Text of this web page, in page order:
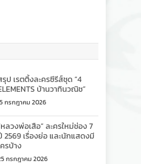
ป เรตติ้งละครซีรีส์ชุด “4
บ้านวาทินวณิช”
กรกฎาคม 2026
ลวงพ่อเสือ” ละครใหม่ช่อง 7
2569 เรื่องย่อ และนักแสดงมี
รบ้าง
กรกฎาคม 2026